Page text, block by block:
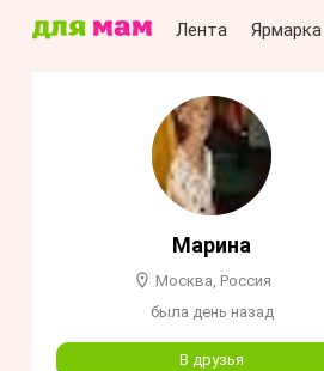
Лента Ярмарка
Марина
Москва, Россия
была день назад
В друзья